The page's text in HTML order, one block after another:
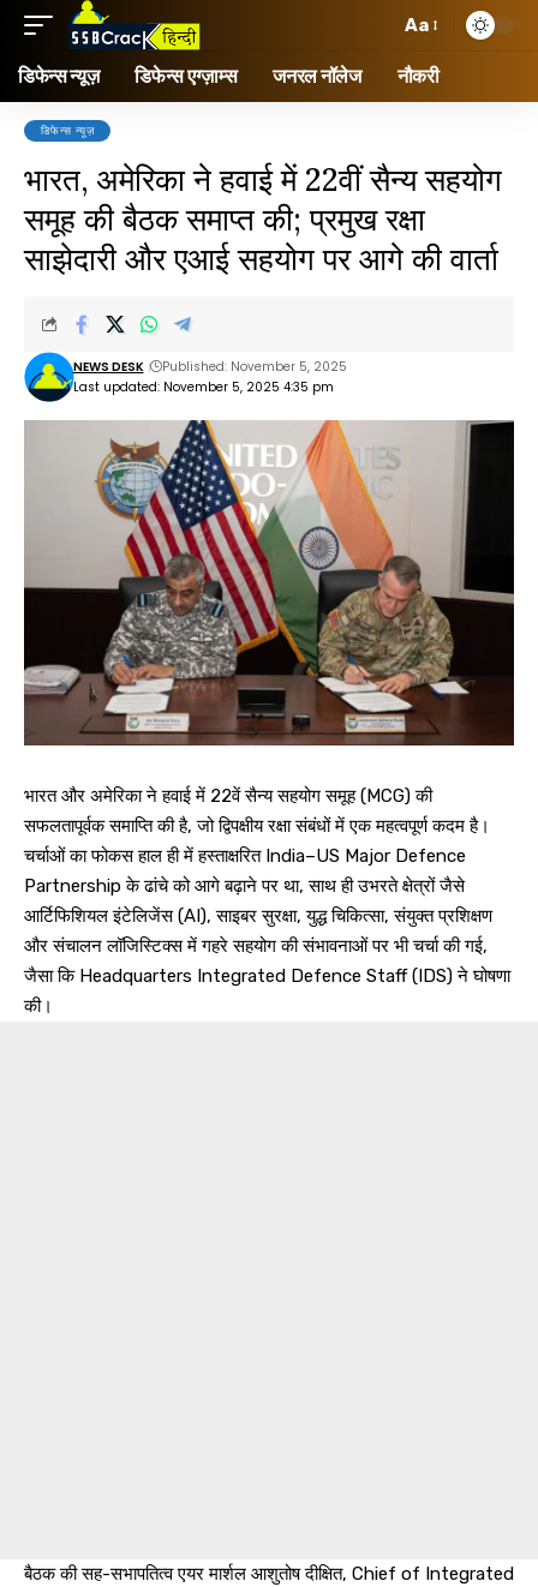
Aa
डिफेन्स न्यूज़ डिफेन्स एग्ज़ाम्स जनरल नॉलेज नौकरी
डिफेन्स न्यूज़
भारत, अमेरिका ने हवाई में 22वीं सैन्य सहयोग
समूह की बैठक समाप्त की; प्रमुख रक्षा
साझेदारी और एआई सहयोग पर आगे की वार्ता
Last updated: November 5, 2025 4:35 pm
NEWS DESK Published: November 5, 2025
भारत और अमेरिका ने हवाई में 22वें सैन्य सहयोग समूह (MCG) की
सफलतापूर्वक समाप्ति की है, जो द्विपक्षीय रक्षा संबंधों में एक महत्वपूर्ण कदम है।
चर्चाओं का फोकस हाल ही में हस्ताक्षरित India–US Major Defence
Partnership के ढांचे को आगे बढ़ाने पर था, साथ ही उभरते क्षेत्रों जैसे
आर्टिफिशियल इंटेलिजेंस (AI), साइबर सुरक्षा, युद्ध चिकित्सा, संयुक्त प्रशिक्षण
और संचालन लॉजिस्टिक्स में गहरे सहयोग की संभावनाओं पर भी चर्चा की गई,
जैसा कि Headquarters Integrated Defence Staff (IDS) ने घोषणा
की।
बैठक की सह-सभापतित्व एयर मार्शल आशुतोष दीक्षित, Chief of Integrated